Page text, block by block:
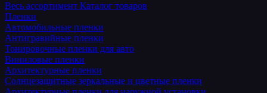
Весь ассортимент Каталог товаров
Пленки
Автомобильные пленки
Антигравийные пленки
Тонировочные пленки для авто
Виниловые пленки
Архитектурные пленки
Солнцезащитные зеркальные и цветные пленки